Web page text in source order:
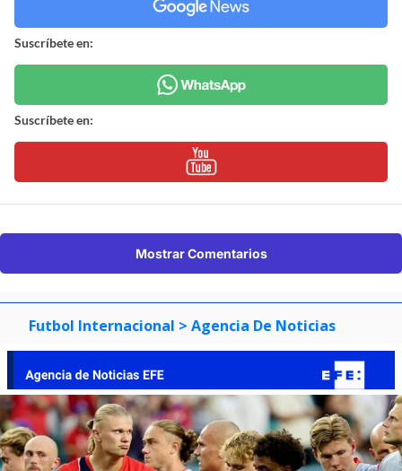
Suscríbete en:
Suscríbete en:
Mostrar Comentarios
Futbol Internacional > Agencia De Noticias